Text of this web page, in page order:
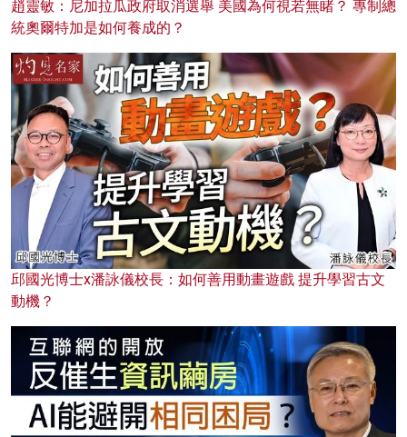
趙靈敏：尼加拉瓜政府取消選舉 美國為何視若無睹？ 專制總
統奧爾特加是如何養成的？
邱國光博士x潘詠儀校長：如何善用動畫遊戲 提升學習古文
動機？